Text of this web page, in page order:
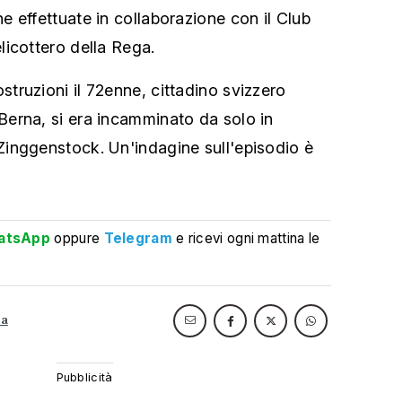
effettuate in collaborazione con il Club
della Rega.
il 72enne, cittadino svizzero
si era incamminato da solo in
Un'indagine sull'episodio è
oppure Telegram e ricevi ogni mattina le